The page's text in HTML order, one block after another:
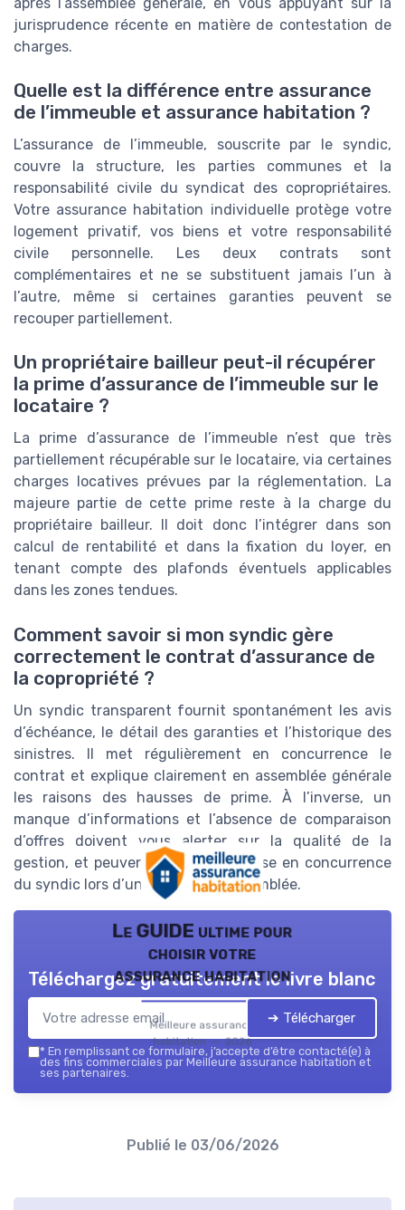
jurisprudence récente en matière de contestation de
charges.
Quelle est la différence entre assurance
de l’immeuble et assurance habitation ?
L’assurance de l’immeuble, souscrite par le syndic,
couvre la structure, les parties communes et la
responsabilité civile du syndicat des copropriétaires.
Votre assurance habitation individuelle protège votre
logement privatif, vos biens et votre responsabilité
civile personnelle. Les deux contrats sont
complémentaires et ne se substituent jamais l’un à
l’autre, même si certaines garanties peuvent se
recouper partiellement.
Un propriétaire bailleur peut-il récupérer
la prime d’assurance de l’immeuble sur le
locataire ?
La prime d’assurance de l’immeuble n’est que très
partiellement récupérable sur le locataire, via certaines
charges locatives prévues par la réglementation. La
majeure partie de cette prime reste à la charge du
propriétaire bailleur. Il doit donc l’intégrer dans son
calcul de rentabilité et dans la fixation du loyer, en
tenant compte des plafonds éventuels applicables
dans les zones tendues.
Comment savoir si mon syndic gère
correctement le contrat d’assurance de
la copropriété ?
Un syndic transparent fournit spontanément les avis
d’échéance, le détail des garanties et l’historique des
sinistres. Il met régulièrement en concurrence le
contrat et explique clairement en assemblée générale
les raisons des hausses de prime. À l’inverse, un
manque d’informations et l’absence de comparaison
d’offres doivent vous alerter sur la qualité de la
gestion, et peuvent justifier une mise en concurrence
du syndic lors d’une prochaine assemblée.
Le GUIDE ultime pour
choisir votre
assurance habitation
Meilleure assurance
habitation — 2026
Téléchargez gratuitement le livre blanc
➔ Télécharger
* En remplissant ce formulaire, j’accepte d’être contacté(e) à
des fins commerciales par Meilleure assurance habitation et
ses partenaires.
Publié le 03/06/2026